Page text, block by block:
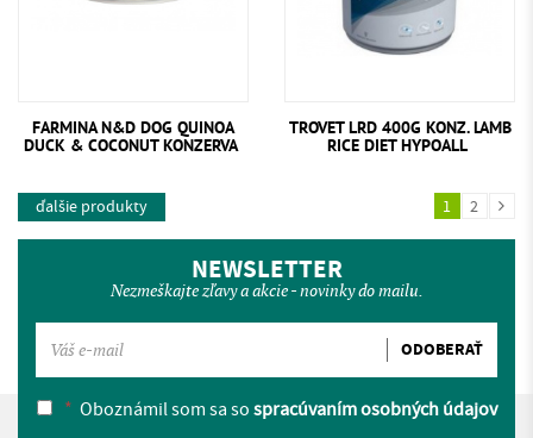
FARMINA N&D DOG QUINOA
DUCK & COCONUT KONZERVA
TROVET LRD 400G KONZ. LAMB
RICE DIET HYPOALL
ďalšie produkty 1 2
NEWSLETTER
Nezmeškajte zľavy a akcie - novinky do mailu.
ODOBERAŤ
* Oboznámil som sa so spracúvaním osobných údajov